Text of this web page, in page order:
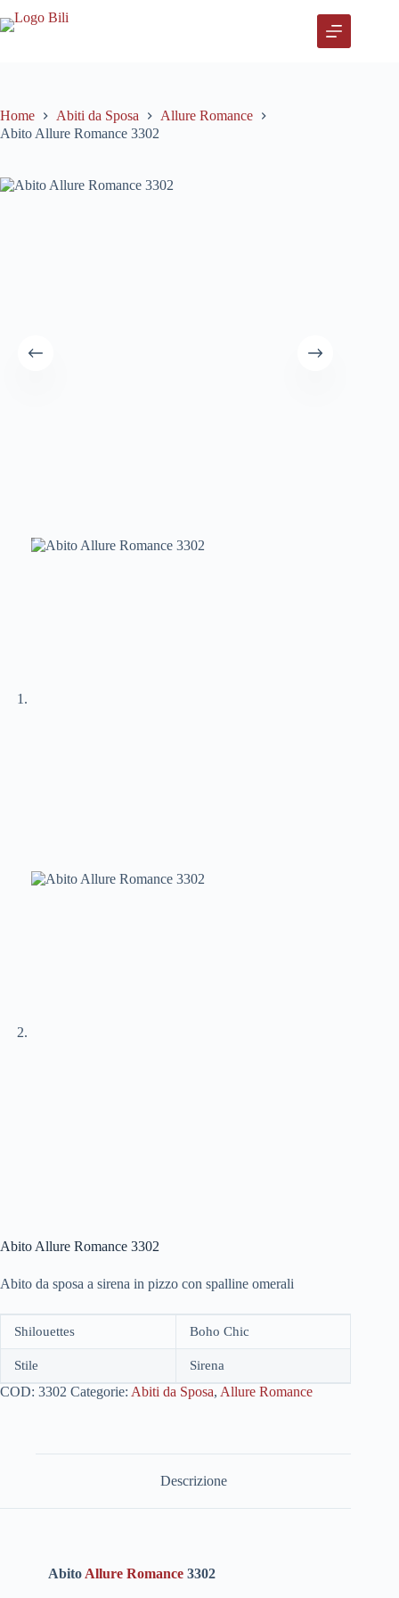
al
Home Abiti da Sposa
Allure Romance
Abito Allure Romance 3302
Abito Allure Romance 3302
Abito da sposa a sirena in pizzo con spalline omerali
Shilouettes Boho Chic
Stile Sirena
COD: 3302 Categorie: Abiti da Sposa, Allure Romance
Descrizione
Abito Allure Romance3302